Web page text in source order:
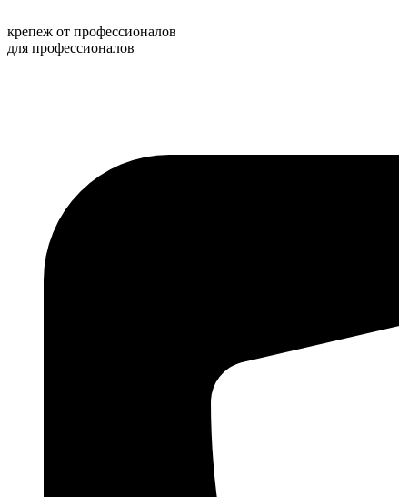
к
содержимому
крепеж от профессионалов
для профессионалов